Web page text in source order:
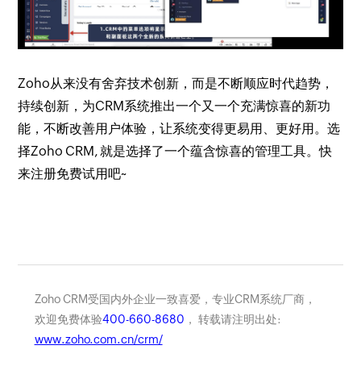
Zoho从来没有舍弃技术创新，而是不断顺应时代趋势，
持续创新，为CRM系统推出一个又一个充满惊喜的新功
能，不断改善用户体验，让系统变得更易用、更好用。选
择Zoho CRM, 就是选择了一个蕴含惊喜的管理工具。快
来注册免费试用吧~
Zoho CRM受国内外企业一致喜爱，专业CRM系统厂商，
欢迎免费体验400-660-8680 ， 转载请注明出处:
www.zoho.com.cn/crm/